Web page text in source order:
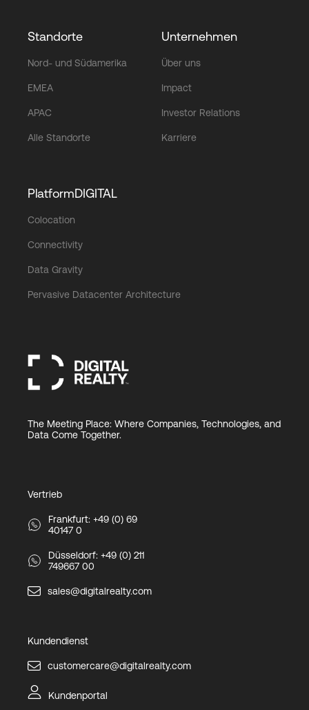
Standorte
Nord- und Südamerika
EMEA
APAC
Alle Standorte
Unternehmen
Über uns
Impact
Investor Relations
Karriere
PlatformDIGITAL
Colocation
Connectivity
Data Gravity
Pervasive Datacenter Architecture
The Meeting Place: Where Companies, Technologies, and
Data Come Together.
Vertrieb
Frankfurt: +49 (0) 69
40147 0
Düsseldorf: +49 (0) 211
749667 00
sales@digitalrealty.com
Kundendienst
customercare@digitalrealty.com
Kundenportal